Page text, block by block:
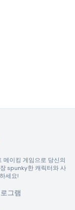
이킹 게임으로 당신의
spunky한 캐릭터와 사
세요!
그램